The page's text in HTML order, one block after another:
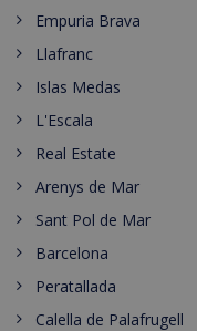
Empuria Brava
Llafranc
Islas Medas
L'Escala
Real Estate
Arenys de Mar
Sant Pol de Mar
Barcelona
Peratallada
Calella de Palafrugell